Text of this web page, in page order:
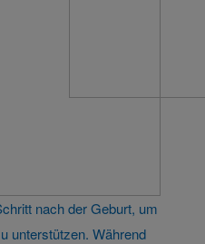
nach der Geburt, um
unterstützen. Während